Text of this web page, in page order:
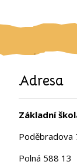
Adresa
Základní
Poděbradova
Polná 588 13